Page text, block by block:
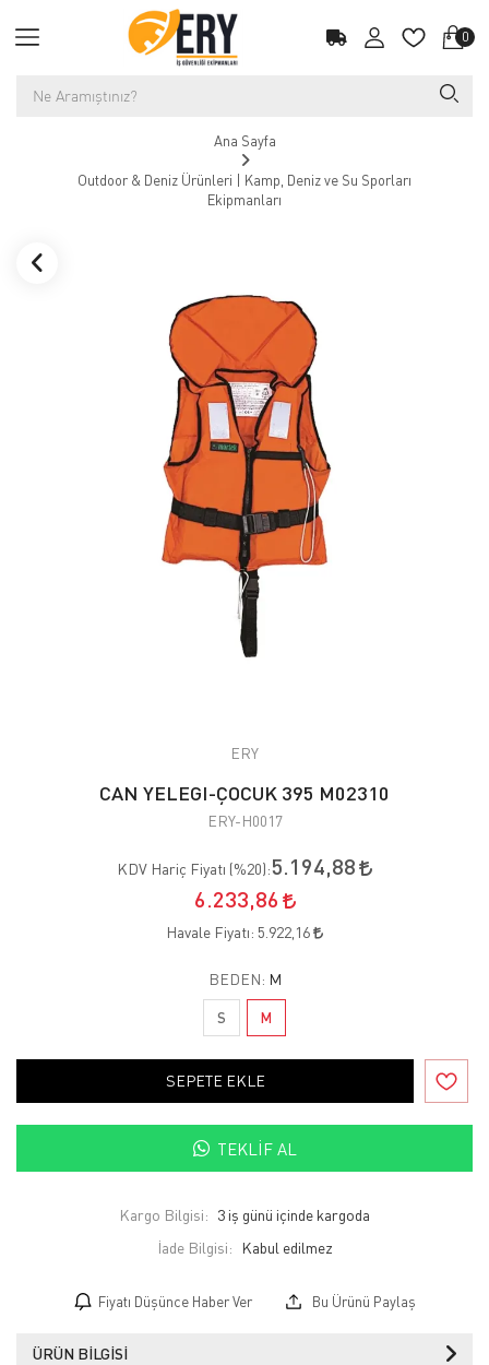
0
Ana Sayfa
Outdoor & Deniz Ürünleri | Kamp, Deniz ve Su Sporları
Ekipmanları
ERY
CAN YELEGI-ÇOCUK 395 M02310
ERY-H0017
KDV Hariç Fiyatı (%20):5.194,88
6.233,86
Havale Fiyatı: 5.922,16
BEDEN: M
S M
SEPETE EKLE
TEKLIF AL
Kargo Bilgisi: 3 iş günü içinde kargoda
İade Bilgisi:
Fiyatı Düşünce Haber Ver Bu Ürünü Paylaş
ÜRÜN BILGISI